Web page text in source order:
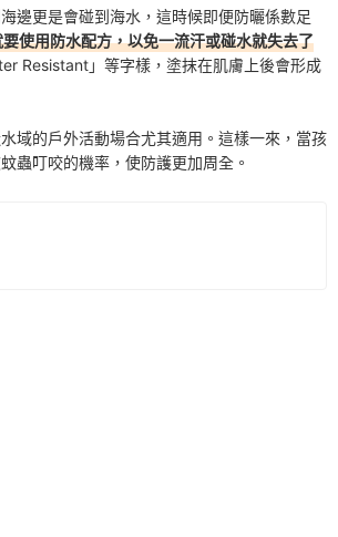
邊更是會碰到海水，這時候即便防曬係數足
使用防水配方，以免一流汗或碰水就失去了
Resistant」等字樣，塗抹在肌膚上後會形成
域的戶外活動場合尤其適用。這樣一來，當孩
蟲叮咬的機率，使防護更加周全。